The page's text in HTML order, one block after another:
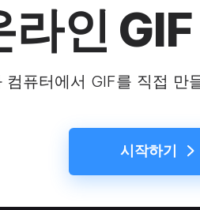
라인
컴퓨터에서 GIF를 직접 만
시작하기